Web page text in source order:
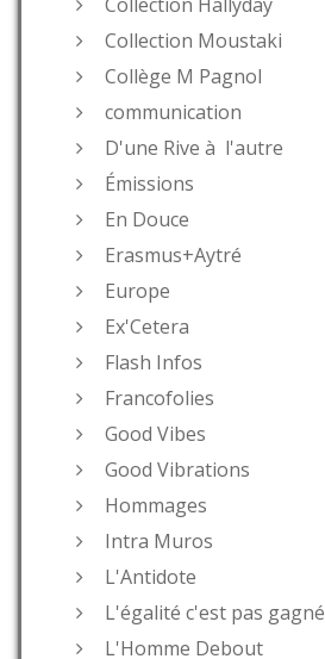
Collection Moustaki
Collège M Pagnol
communication
D'une Rive à l'autre
Émissions
En Douce
Erasmus+Aytré
Europe
Ex'Cetera
Flash Infos
Francofolies
Good Vibes
Good Vibrations
Hommages
Intra Muros
L'Antidote
L'égalité c'est pas gagné
L'Homme Debout